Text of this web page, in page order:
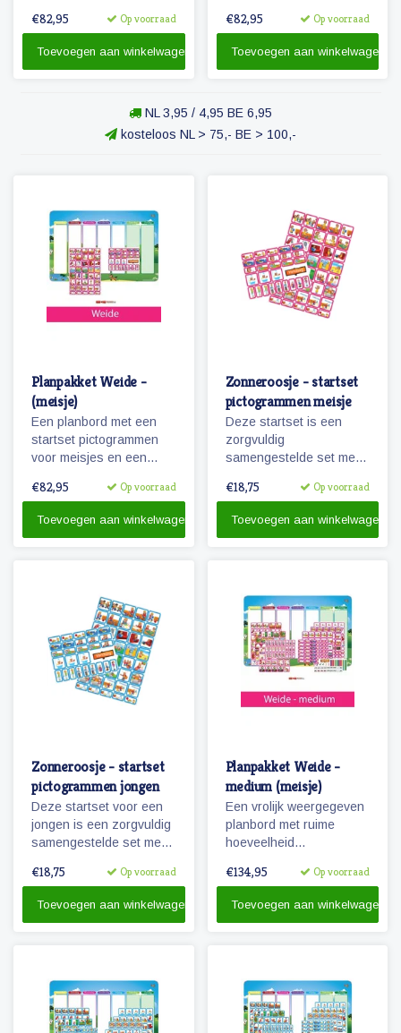
€82,95 Op voorraad
Toevoegen aan winkelwagen
€82,95 Op voorraad
Toevoegen aan winkelwagen
NL 3,95 / 4,95 BE 6,95
kosteloos NL > 75,- BE > 100,-
Planpakket Weide -
(meisje)
Een planbord met een
startset pictogrammen
voor meisjes en een
€82,95 Op voorraad
Toevoegen aan winkelwagen
Zonneroosje - startset
pictogrammen meisje
Deze startset is een
zorgvuldig
samengestelde set met
pictogrammen voor een
dagen planning.
€18,75 Op voorraad
Toevoegen aan winkelwagen
Zonneroosje - startset
pictogrammen jongen
Deze startset voor een
jongen is een zorgvuldig
samengestelde set met
pictogrammen voor
€18,75 Op voorraad
Toevoegen aan winkelwagen
Planpakket Weide -
medium (meisje)
Een vrolijk weergegeven
planbord met ruime
hoeveelheid
planplezier!
€134,95 Op voorraad
Toevoegen aan winkelwagen